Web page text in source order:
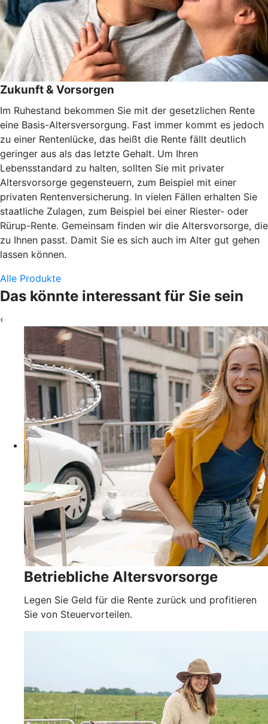
Zukunft & Vorsorgen
Im Ruhestand bekommen Sie mit der gesetzlichen Rente
eine Basis-Altersversorgung. Fast immer kommt es jedoch
zu einer Rentenlücke, das heißt die Rente fällt deutlich
geringer aus als das letzte Gehalt. Um Ihren
Lebensstandard zu halten, sollten Sie mit privater
Altersvorsorge gegensteuern, zum Beispiel mit einer
privaten Rentenversicherung. In vielen Fällen erhalten Sie
staatliche Zulagen, zum Beispiel bei einer Riester- oder
Rürup-Rente. Gemeinsam finden wir die Altersvorsorge, die
zu Ihnen passt. Damit Sie es sich auch im Alter gut gehen
lassen können.
Alle Produkte
Das könnte interessant für Sie sein
‹
Betriebliche Altersvorsorge
Legen Sie Geld für die Rente zurück und profitieren
Sie von Steuervorteilen.